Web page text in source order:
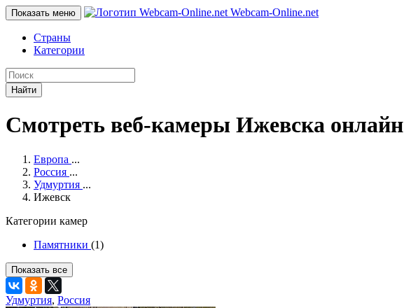
Показать меню Webcam-Online.net
Страны
Категории
Найти
Смотреть веб-камеры Ижевска онлайн
Европа ...
Россия ...
Удмуртия ...
Ижевск
Категории камер
Памятники (1)
Показать все
Удмуртия, Россия